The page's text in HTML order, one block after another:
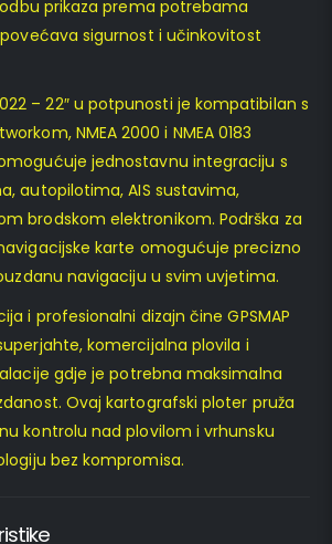
prikaza prema potrebama
sigurnost i učinkovitost
– 22″ u potpunosti je kompatibilan s
NMEA 2000 i NMEA 0183
jednostavnu integraciju s
autopilotima, AIS sustavima,
brodskom elektronikom. Podrška za
karte omogućuje precizno
navigaciju u svim uvjetima.
i profesionalni dizajn čine GPSMAP
komercijalna plovila i
gdje je potrebna maksimalna
Ovaj kartografski ploter pruža
kontrolu nad plovilom i vrhunsku
bez kompromisa.